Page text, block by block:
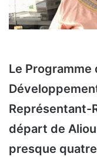
Le Programme
Représentant-
départ de
presque